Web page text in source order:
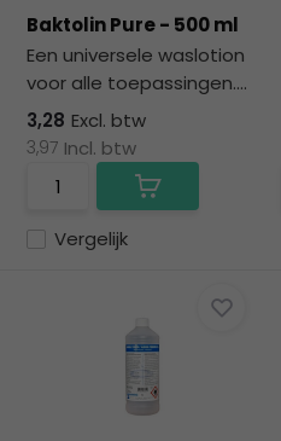
Baktolin Pure - 500 ml
Een universele waslotion
voor alle toepassingen....
Vergelijk
3,28 Excl. btw
3,97 Incl. btw